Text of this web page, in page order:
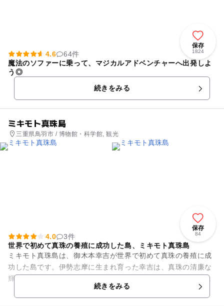
保存
1824
4.6
64件
魔法のソファーに乗って、マジカルアドベンチャーへ出発しよ
う◎
続きをみる
ミキモト真珠島
三重県鳥羽市 / 博物館・科学館, 観光
保存
84
4.0
3件
世界で初めて真珠の養殖に成功した島、ミキモト真珠島
ミキモト真珠島は、御木本幸吉が世界で初めて真珠の養殖に成
功した島です。伊勢志摩に生まれ育った幸吉は、真珠の清廉な
輝きを多くの女性に届けることにその生涯をささげました。そ
んな彼が真珠と同様に愛した...続きをみる